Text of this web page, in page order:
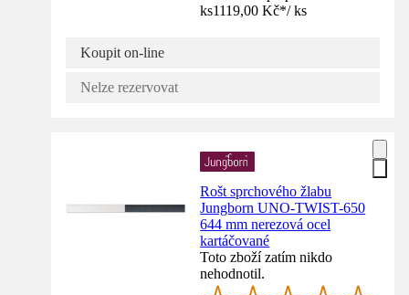
ks1119,00 Kč*/ ks
Koupit on-line
Nelze rezervovat
Rošt sprchového žlabu
Jungborn UNO-TWIST-650
644 mm nerezová ocel
kartáčované
Toto zboží zatím nikdo
nehodnotil.